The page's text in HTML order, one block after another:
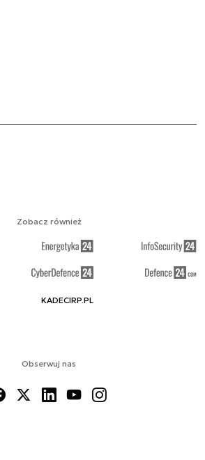
Obserwuj nas
Zobacz również
KADECIRP.PL